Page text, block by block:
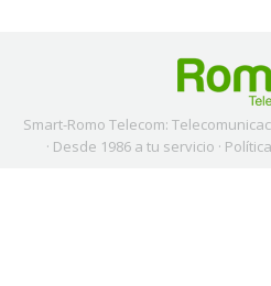
Smart-Romo Telecom:
· Desde 1986 a tu servicio ·